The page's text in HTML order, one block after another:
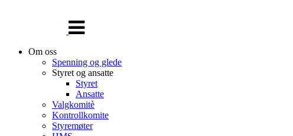
navigasjon
Om oss
Spenning og glede
Styret og ansatte
Styret
Ansatte
Valgkomitè
Kontrollkomite
Styremøter